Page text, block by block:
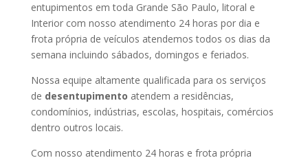
entupimentos em toda Grande São Paulo, litoral e
Interior com nosso atendimento 24 horas por dia e
frota própria de veículos atendemos todos os dias da
semana incluindo sábados, domingos e feriados.
Nossa equipe altamente qualificada para os serviços
de desentupimento atendem a residências,
condomínios, indústrias, escolas, hospitais, comércios
dentro outros locais.
Com nosso atendimento 24 horas e frota própria